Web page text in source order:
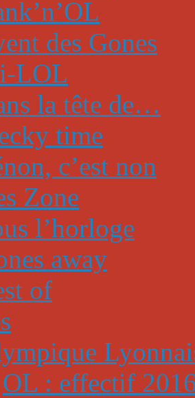
des Gones
LOL
la tête de…
time
c’est non
Zone
l’horloge
away
of
OL : effectif